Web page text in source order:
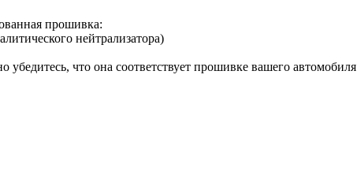
прошивка:
нейтрализатора)
что она соответствует прошивке вашего автомобиля